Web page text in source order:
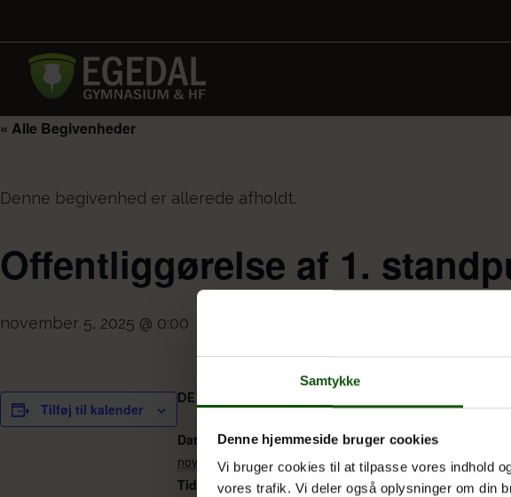
Samtykke
Denne hjemmeside bruger cookies
Vi bruger cookies til at tilpasse vores indhold
vores trafik. Vi deler også oplysninger om din
« Alle Begivenheder
Denne begivenhed er allerede afholdt.
Offentliggørelse af 1.
november 5, 2025 @ 0:00
Tilføj til kalender
DETALJER
Dato:
november 5, 2025
Tidspunkt: